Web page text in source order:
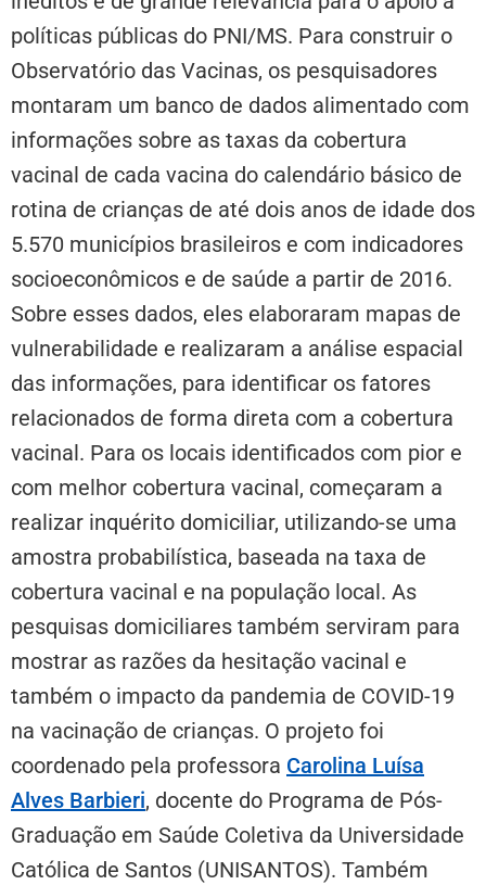
políticas públicas do PNI/MS. Para construir o
Observatório das Vacinas, os pesquisadores
montaram um banco de dados alimentado com
informações sobre as taxas da cobertura
vacinal de cada vacina do calendário básico de
rotina de crianças de até dois anos de idade dos
5.570 municípios brasileiros e com indicadores
socioeconômicos e de saúde a partir de 2016.
Sobre esses dados, eles elaboraram mapas de
vulnerabilidade e realizaram a análise espacial
das informações, para identificar os fatores
relacionados de forma direta com a cobertura
vacinal. Para os locais identificados com pior e
com melhor cobertura vacinal, começaram a
realizar inquérito domiciliar, utilizando-se uma
amostra probabilística, baseada na taxa de
cobertura vacinal e na população local. As
pesquisas domiciliares também serviram para
mostrar as razões da hesitação vacinal e
também o impacto da pandemia de COVID-19
na vacinação de crianças. O projeto foi
coordenado pela professora Carolina Luísa
Alves Barbieri, docente do Programa de Pós-
Graduação em Saúde Coletiva da Universidade
Católica de Santos (UNISANTOS). Também